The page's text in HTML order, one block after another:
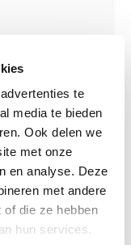
te
media te bieden
Ook delen we
met onze
en analyse. Deze
met andere
die ze hebben
hun services.